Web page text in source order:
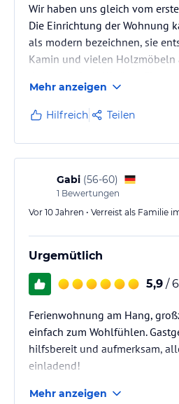
Wir haben uns gleich vom
Die Einrichtung der Wohnung
als modern bezeichnen, sie
Kamin und vielen Holzmöbeln
die über 100 Quadratmeter
durch Ihre unglaubliche
Balkon. Auf Anfrage sind auch
Ausstattung lässt keine
W-Lan und ein wirklich großer
technisch gesehen auch völlig…
Mehr anzeigen
Hilfreich Teilen
Gabi (56-60)
1 Bewertungen
Vor 10 Jahren • Verreist als Familie
Urgemütlich
5,9 / 6
Ferienwohnung am Hang,
einfach zum Wohlfühlen.
hilfsbereit und aufmerksam,
einladend!
Mehr anzeigen